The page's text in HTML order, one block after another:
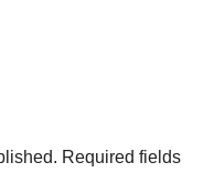
Required fields